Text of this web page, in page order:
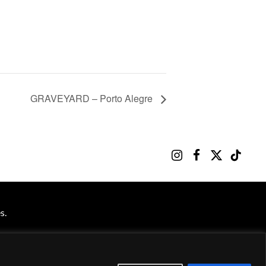
GRAVEYARD – Porto Alegre
InstagramFacebook
X
TikTok